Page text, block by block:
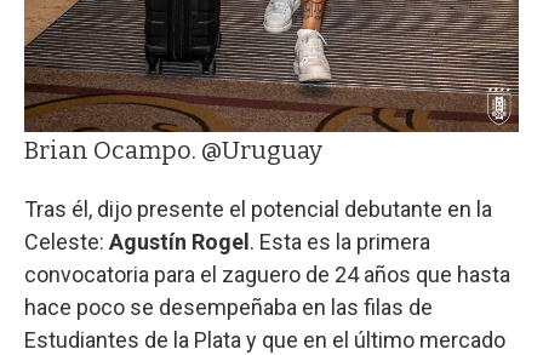
Brian Ocampo. @Uruguay
Tras él, dijo presente el potencial debutante en la
Celeste: Agustín Rogel . Esta es la primera
convocatoria para el zaguero de 24 años que hasta
hace poco se desempeñaba en las filas de
Estudiantes de la Plata y que en el último mercado